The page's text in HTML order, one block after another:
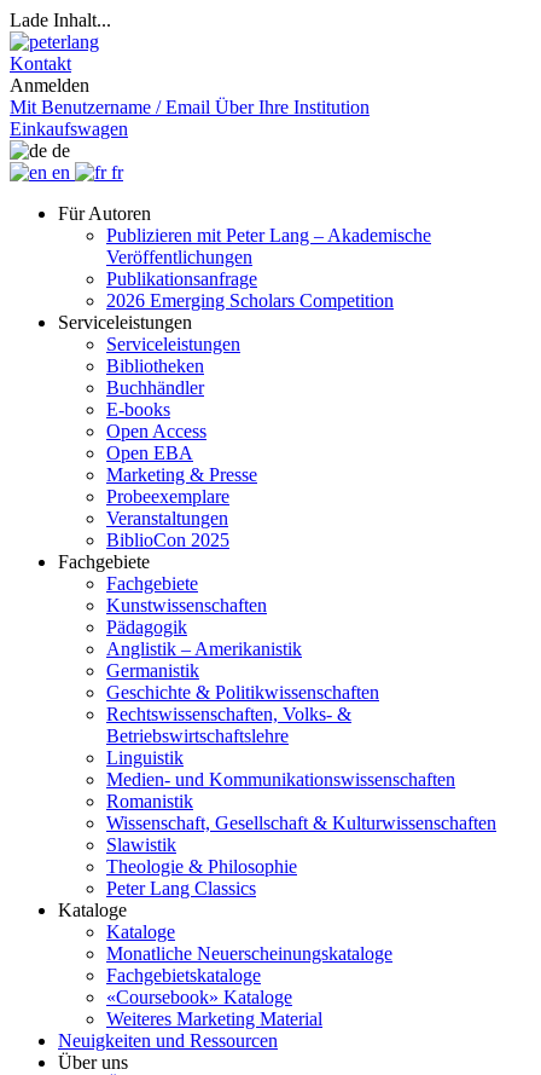
Lade Inhalt...
Kontakt
Anmelden
Mit Benutzername / Email Über Ihre Institution
Einkaufswagen
de
en
fr
Für Autoren
Publizieren mit Peter Lang – Akademische
Veröffentlichungen
Publikationsanfrage
2026 Emerging Scholars Competition
Serviceleistungen
Serviceleistungen
Bibliotheken
Buchhändler
E-books
Open Access
Open EBA
Marketing & Presse
Probeexemplare
Veranstaltungen
BiblioCon 2025
Fachgebiete
Fachgebiete
Kunstwissenschaften
Pädagogik
Anglistik – Amerikanistik
Germanistik
Geschichte & Politikwissenschaften
Rechtswissenschaften, Volks- &
Betriebswirtschaftslehre
Linguistik
Medien- und Kommunikationswissenschaften
Romanistik
Wissenschaft, Gesellschaft & Kulturwissenschaften
Slawistik
Theologie & Philosophie
Peter Lang Classics
Kataloge
Kataloge
Monatliche Neuerscheinungskataloge
Fachgebietskataloge
«Coursebook» Kataloge
Weiteres Marketing Material
Neuigkeiten und Ressourcen
Über uns